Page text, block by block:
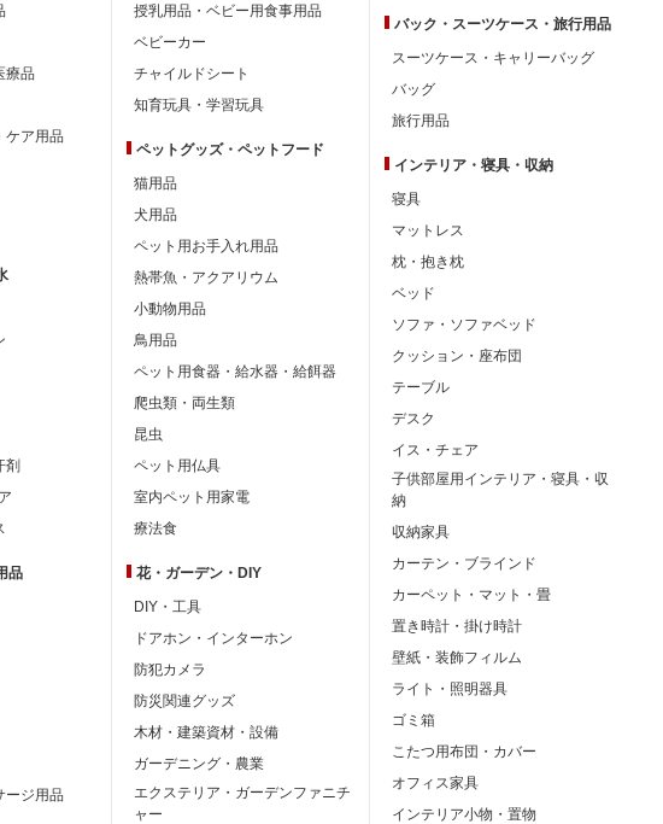
療品
ケア用品
剤
品
ージ用品
授乳用品・ベビー用食事用品
ベビーカー
チャイルドシート
知育玩具・学習玩具
ペットグッズ・ペットフード
猫用品
犬用品
ペット用お手入れ用品
熱帯魚・アクアリウム
小動物用品
鳥用品
ペット用食器・給水器・給餌器
爬虫類・両生類
昆虫
ペット用仏具
室内ペット用家電
療法食
花・ガーデン・DIY
DIY・工具
ドアホン・インターホン
防犯カメラ
防災関連グッズ
木材・建築資材・設備
ガーデニング・農業
エクステリア・ガーデンファニチ
ャー
バック・スーツケース・旅行用品
スーツケース・キャリーバッグ
バッグ
旅行用品
インテリア・ 寝具・収納
寝具
マットレス
枕・抱き枕
ベッド
ソファ・ソファベッド
クッション・座布団
テーブル
デスク
イス・チェア
子供部屋用インテリア・寝具・収
納
収納家具
カーテン・ブラインド
カーペット・マット・畳
置き時計・掛け時計
壁紙・装飾フィルム
ライト・照明器具
ゴミ箱
こたつ用布団・カバー
オフィス家具
インテリア小物・置物